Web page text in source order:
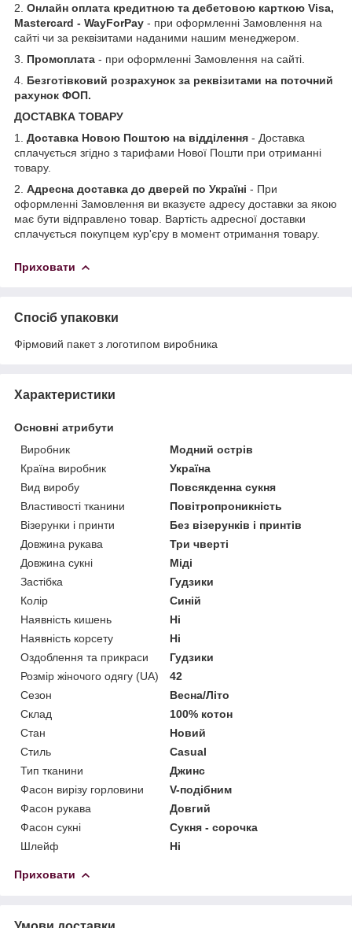
2. Онлайн оплата кредитною та дебетовою карткою Visa,
Mastercard - WayForPay - при оформленні Замовлення на
сайті чи за реквізитами наданими нашим менеджером.
3. Промоплата - при оформленні Замовлення на сайті.
4. Безготівковий розрахунок за реквізитами на поточний
рахунок ФОП.
ДОСТАВКА ТОВАРУ
1.
Доставка Новою Поштою на відділення - Доставка
сплачується згідно з тарифами Нової Пошти при отриманні
товару.
2. Адресна доставка до дверей по Україні - При
оформленні Замовлення ви вказуєте адресу доставки за якою
має бути відправлено товар. Вартість адресної доставки
сплачується покупцем кур'єру в момент отримання товару.
Приховати
Спосіб упаковки
Фірмовий пакет з логотипом виробника
Характеристики
Основні атрибути
Виробник
Модний острів
Країна виробник
Україна
Вид виробу
Повсякденна сукня
Властивості тканини
Повітропроникність
Візерунки і принти
Без візерунків і принтів
Довжина рукава
Три чверті
Довжина сукні
Міді
Застібка
Гудзики
Колір
Синій
Наявність кишень
Ні
Наявність корсету
Ні
Оздоблення та прикраси
Гудзики
Розмір жіночого одягу (UA)
42
Сезон
Весна/Літо
Склад
100% котон
Стан
Новий
Стиль
Casual
Тип тканини
Джинс
Фасон вирізу горловини
V-подібним
Фасон рукава
Довгий
Фасон сукні
Сукня - сорочка
Шлейф
Ні
Приховати